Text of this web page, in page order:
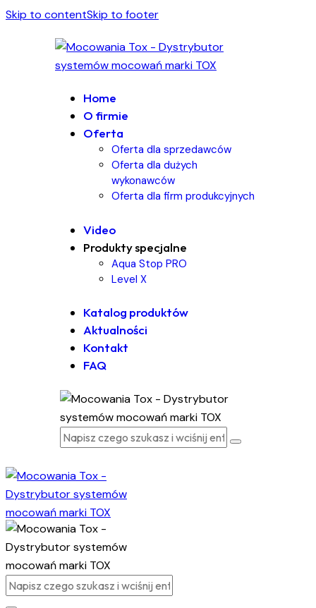
Skip to contentSkip to footer
Home
O firmie
Oferta
Oferta dla sprzedawców
Oferta dla dużych
wykonawców
Oferta dla firm produkcyjnych
Video
Produkty specjalne
Aqua Stop PRO
Level X
Katalog produktów
Aktualności
Kontakt
FAQ